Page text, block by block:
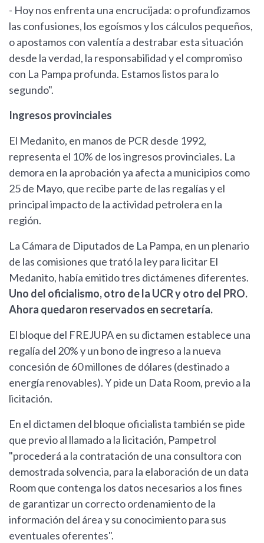
- Hoy nos enfrenta una encrucijada: o profundizamos
las confusiones, los egoísmos y los cálculos pequeños,
o apostamos con valentía a destrabar esta situación
desde la verdad, la responsabilidad y el compromiso
con La Pampa profunda. Estamos listos para lo
segundo".
Ingresos provinciales
El Medanito, en manos de PCR desde 1992,
representa el 10% de los ingresos provinciales. La
demora en la aprobación ya afecta a municipios como
25 de Mayo, que recibe parte de las regalías y el
principal impacto de la actividad petrolera en la
región.
La Cámara de Diputados de La Pampa, en un plenario
de las comisiones que trató la ley para licitar El
Medanito, había emitido tres dictámenes diferentes.
Uno del oficialismo, otro de la UCR y otro del PRO.
Ahora quedaron reservados en secretaría.
El bloque del FREJUPA en su dictamen establece una
regalía del 20% y un bono de ingreso a la nueva
concesión de 60 millones de dólares (destinado a
energía renovables). Y pide un Data Room, previo a la
licitación.
En el dictamen del bloque oficialista también se pide
que previo al llamado a la licitación, Pampetrol
"procederá a la contratación de una consultora con
demostrada solvencia, para la elaboración de un data
Room que contenga los datos necesarios a los fines
de garantizar un correcto ordenamiento de la
información del área y su conocimiento para sus
eventuales oferentes".